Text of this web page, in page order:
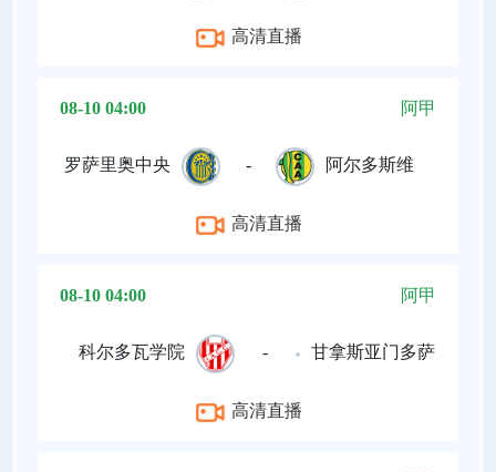
高清直播
08-10 04:00 阿甲
罗萨里奥中央 - 阿尔多斯维
高清直播
08-10 04:00 阿甲
科尔多瓦学院 - 甘拿斯亚门多萨
高清直播